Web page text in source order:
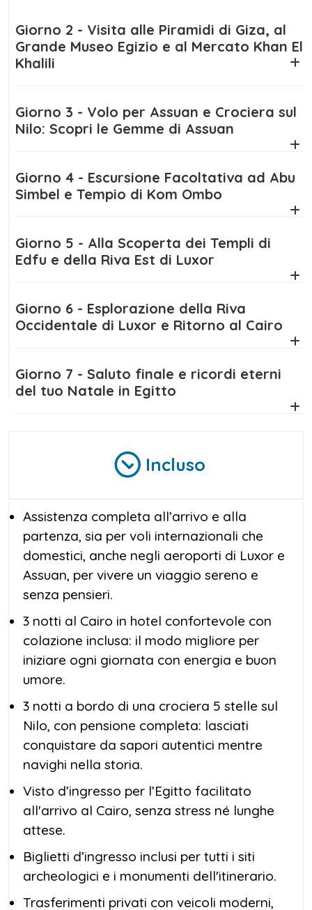
Giorno 2 - Visita alle Piramidi di Giza, al
Grande Museo Egizio e al Mercato Khan El
Khalili
Giorno 3 - Volo per Assuan e Crociera sul
Nilo: Scopri le Gemme di Assuan
Giorno 4 - Escursione Facoltativa ad Abu
Simbel e Tempio di Kom Ombo
Giorno 5 - Alla Scoperta dei Templi di
Edfu e della Riva Est di Luxor
Giorno 6 - Esplorazione della Riva
Occidentale di Luxor e Ritorno al Cairo
Giorno 7 - Saluto finale e ricordi eterni
del tuo Natale in Egitto
Incluso
Assistenza completa all’arrivo e alla
partenza, sia per voli internazionali che
domestici, anche negli aeroporti di Luxor e
Assuan, per vivere un viaggio sereno e
senza pensieri.
3 notti al Cairo in hotel confortevole con
colazione inclusa: il modo migliore per
iniziare ogni giornata con energia e buon
umore.
3 notti a bordo di una crociera 5 stelle sul
Nilo, con pensione completa: lasciati
conquistare da sapori autentici mentre
navighi nella storia.
Visto d’ingresso per l’Egitto facilitato
all'arrivo al Cairo, senza stress né lunghe
attese.
Biglietti d’ingresso inclusi per tutti i siti
archeologici e i monumenti dell'itinerario.
Trasferimenti privati con veicoli moderni,